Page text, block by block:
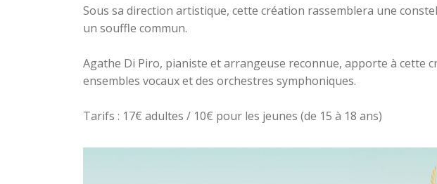
Sous sa direction artistique, cette création rassemblera une
un souffle commun.
Agathe Di Piro, pianiste et arrangeuse reconnue, apporte à cette
ensembles vocaux et des orchestres symphoniques.
Tarifs : 17€ adultes / 10€ pour les jeunes (de 15 à 18 ans)